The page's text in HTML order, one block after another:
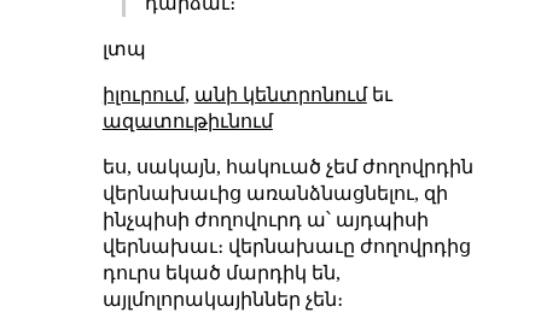
լտպ
իլուրում, անի կենտրոնումեւ
ազատութիւնում
ես, սակայն, հակուած չեմ ժողովրդին
վերնախաւից առանձնացնելու, զի
ինչպիսի ժողովուրդ ա՝ այդպիսի
վերնախաւ։ վերնախաւը ժողովրդից
դուրս եկած մարդիկ են,
այլմոլորակայիններ չեն։